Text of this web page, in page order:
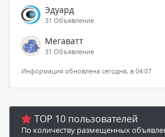
Эдуард
31 Объявление
Мегаватт
31 Объявление
Информация обновлена сегодня, в 04:07
TOP 10 пользователей
По количеству размещенных